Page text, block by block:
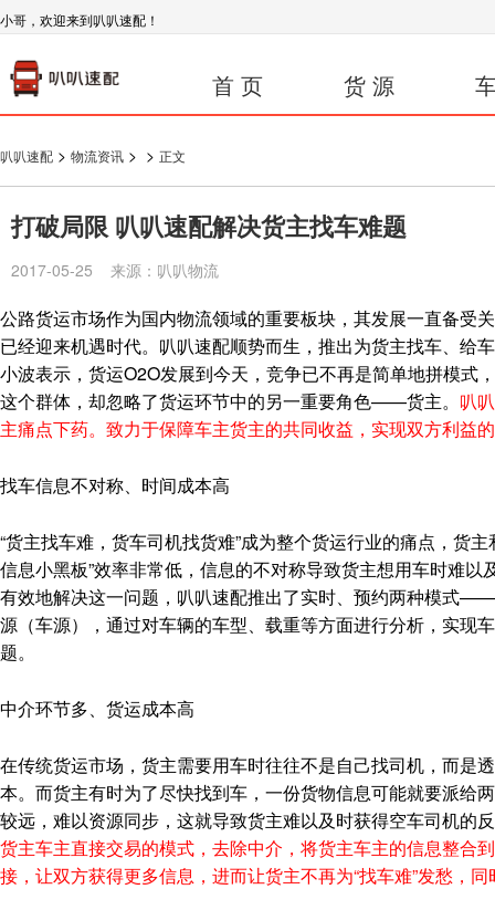
小哥，欢迎来到叭叭速配！
首 页 货 源
叭叭速配 > 物流资讯 > > 正文
打破局限 叭叭速配解决货主找车难题
2017-05-25 来源：叭叭物流
公路货运市场作为国内物流领域的重要板块，其发展一直备受
已经迎来机遇时代。叭叭速配顺势而生，推出为货主找车、给
小波表示，货运O2O发展到今天，竞争已不再是简单地拼模式
这个群体，却忽略了货运环节中的另一重要角色——货主。 叭
主痛点下药。致力于保障车主货主的共同收益，实现双方利益
找车信息不对称、时间成本高
“货主找车难，货车司机找货难”成为整个货运行业的痛点，货
信息小黑板”效率非常低，信息的不对称导致货主想用车时难
有效地解决这一问题，叭叭速配推出了实时、预约两种模式
源（车源），通过对车辆的车型、载重等方面进行分析，实现
题。
中介环节多、货运成本高
在传统货运市场，货主需要用车时往往不是自己找司机，而是
本。而货主有时为了尽快找到车，一份货物信息可能就要派给
较远，难以资源同步，这就导致货主难以及时获得空车司机的
货主车主直接交易的模式，去除中介，将货主车主的信息整合
接，让双方获得更多信息，进而让货主不再为“找车难”发愁，